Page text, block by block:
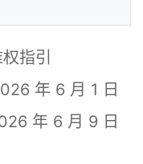
指引
年 6 月 1 日
年 6 月 9 日